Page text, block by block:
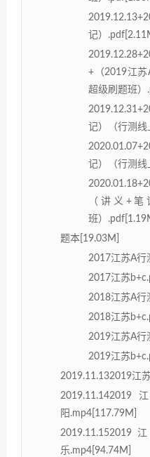
记）
+（2019江苏
超级刷题班）
记）（行测线
记）（行测线
（讲义+
班）
题本[19.03M]
2017江苏A行
2017江苏
2018江苏A行
2018江苏
2019江苏A行
2019江苏
2019.11.132019江
阳.mp4[117.79M]
乐.mp4[94.74M]